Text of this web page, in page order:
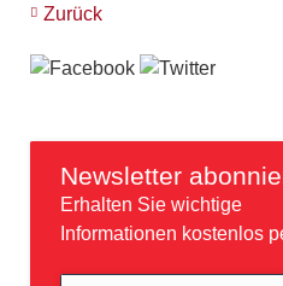
Zurück
Newsletter
Erhalten Sie wichtige
Informationen kostenlos
E-